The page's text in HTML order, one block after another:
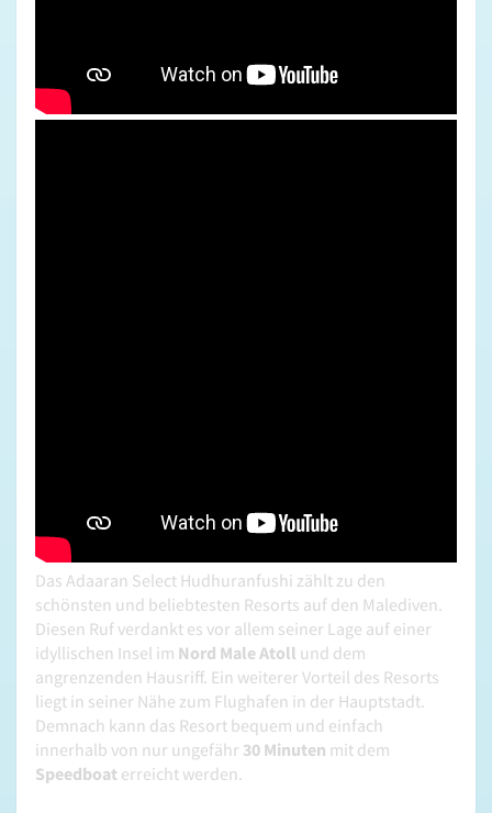
Das Adaaran Select Hudhuranfushi zählt zu den
schönsten und beliebtesten Resorts auf den Malediven.
Diesen Ruf verdankt es vor allem seiner Lage auf einer
idyllischen Insel im Nord Male Atoll und dem
angrenzenden Hausriff. Ein weiterer Vorteil des Resorts
liegt in seiner Nähe zum Flughafen in der Hauptstadt.
Demnach kann das Resort bequem und einfach
innerhalb von nur ungefähr 30 Minuten mit dem
Speedboat erreicht werden.